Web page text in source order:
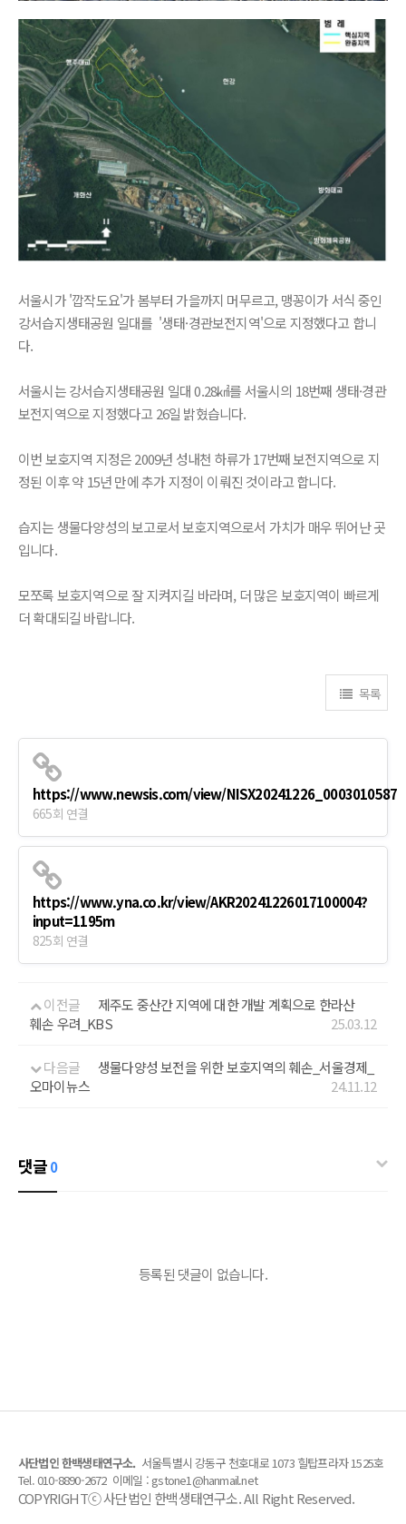
서울시가 '깝작도요'가 봄부터 가을까지 머무르고, 맹꽁이가 서식 중인
강서습지생태공원 일대를 '생태·경관보전지역'으로 지정했다고 합니
다.
서울시는 강서습지생태공원 일대 0.28㎢를 서울시의 18번째 생태·경관
보전지역으로 지정했다고 26일 밝혔습니다.
이번 보호지역 지정은 2009년 성내천 하류가 17번째 보전지역으로 지
정된 이후 약 15년 만에 추가 지정이 이뤄진 것이라고 합니다.
습지는 생물다양성의 보고로서 보호지역으로서 가치가 매우 뛰어난 곳
입니다.
모쪼록 보호지역으로 잘 지켜지길 바라며, 더 많은 보호지역이 빠르게
더 확대되길 바랍니다.
목록
https://www.newsis.com/view/NISX20241226_0003010587
665회 연결
https://www.yna.co.kr/view/AKR20241226017100004?
input=1195m
825회 연결
이전글
제주도 중산간 지역에 대한 개발 계획으로 한라산
훼손 우려_KBS
25.03.12
다음글
생물다양성 보전을 위한 보호지역의 훼손_서울경제_
오마이뉴스
24.11.12
댓글0
등록된 댓글이 없습니다.
사단법인 한백생태연구소. 서울특별시 강동구 천호대로 1073 힐탑프라자 1525호
Tel. 010-8890-2672 이메일 : gstone1@hanmail.net
COPYRIGHTⓒ 사단법인 한백생태연구소. All Right Reserved.